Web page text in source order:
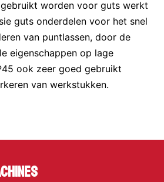
worden voor guts werkt
guts onderdelen voor het snel
van puntlassen, door de
eigenschappen op lage
ook zeer goed gebruikt
van werkstukken.